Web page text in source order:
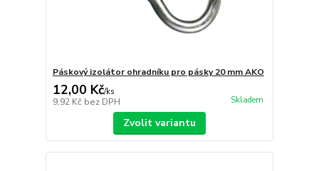
Páskový izolátor ohradníku pro pásky 20 mm AKO
12,00 Kč/ks
9,92 Kč bez DPH Skladem
Zvolit variantu